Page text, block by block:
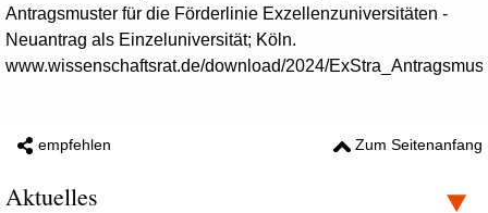
Antragsmuster für die Förderlinie Exzellenzuniversitäten -
Neuantrag als Einzeluniversität; Köln.
www.wissenschaftsrat.de/download/2024/
empfehlen Zum Seitenanfang
Aktuelles